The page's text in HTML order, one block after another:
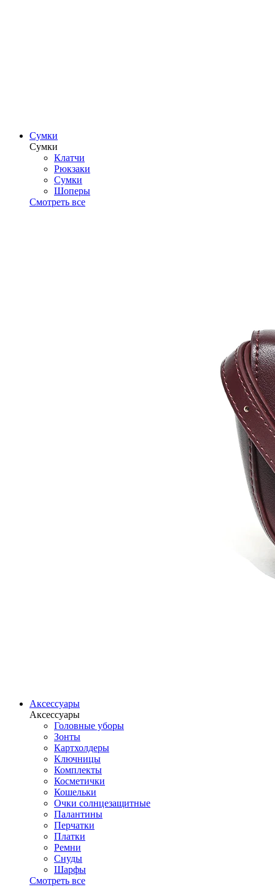
Сумки
Сумки
Клатчи
Рюкзаки
Сумки
Шоперы
Смотреть все
Аксессуары
Аксессуары
Головные уборы
Зонты
Картхолдеры
Ключницы
Комплекты
Косметички
Кошельки
Очки солнцезащитные
Палантины
Перчатки
Платки
Ремни
Снуды
Шарфы
Смотреть все